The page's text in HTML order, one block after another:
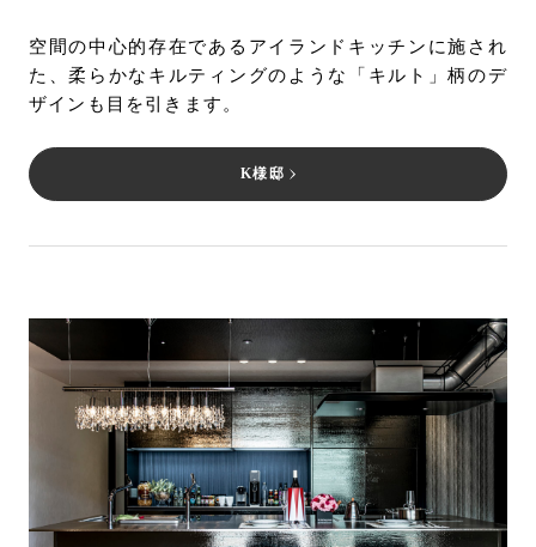
空間の中心的存在であるアイランドキッチンに施され
た、柔らかなキルティングのような「キルト」柄のデ
ザインも目を引きます。
K様邸